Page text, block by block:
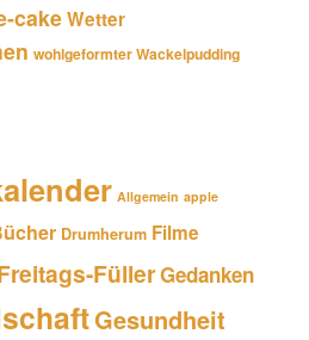
cakeWetter
wohlgeformter Wackelpudding
Allgemein apple
Drumherum Filme
FüllerGedanken
Gesundheit